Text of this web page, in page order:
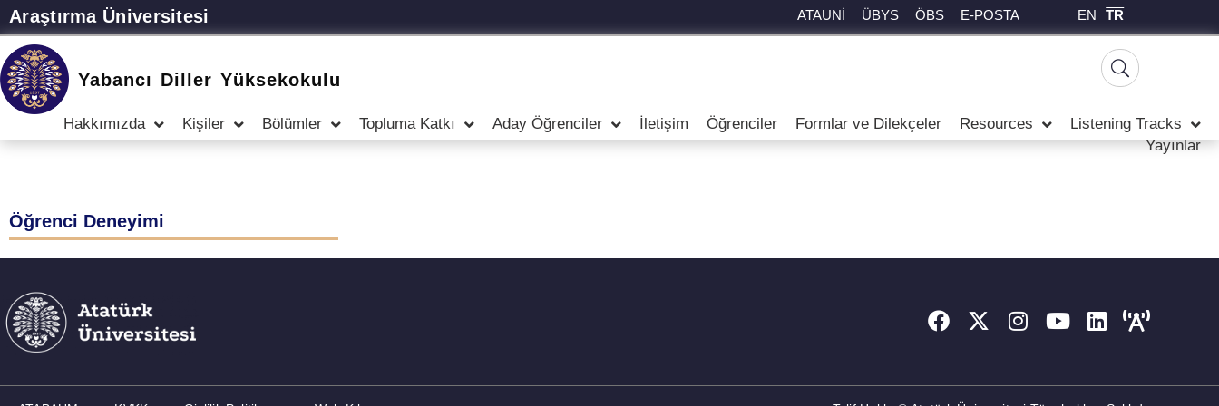
Araştırma Üniversitesi ATAUNİ ÜBYS ÖBS E-POSTA EN TR
Yabancı Diller Yüksekokulu
Hakkımızda Kişiler Bölümler Topluma Katkı Aday Öğrenciler İletişim Öğrenciler Formlar ve Dilekçeler Resources
Listening Tracks
Yayınlar
Öğrenci Deneyimi